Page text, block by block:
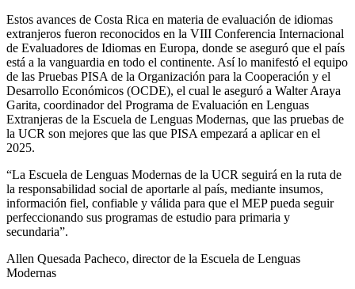
Estos avances de Costa Rica en materia de evaluación de idiomas
extranjeros fueron reconocidos en la VIII Conferencia Internacional
de Evaluadores de Idiomas en Europa, donde se aseguró que el país
está a la vanguardia en todo el continente. Así lo manifestó el equipo
de las Pruebas PISA de la Organización para la Cooperación y el
Desarrollo Económicos (OCDE), el cual le aseguró a Walter Araya
Garita, coordinador del Programa de Evaluación en Lenguas
Extranjeras de la Escuela de Lenguas Modernas, que las pruebas de
la UCR son mejores que las que PISA empezará a aplicar en el
2025.
“La Escuela de Lenguas Modernas de la UCR seguirá en la ruta de
la responsabilidad social de aportarle al país, mediante insumos,
información fiel, confiable y válida para que el MEP pueda seguir
perfeccionando sus programas de estudio para primaria y
secundaria”.
Allen Quesada Pacheco, director de la Escuela de Lenguas
Modernas